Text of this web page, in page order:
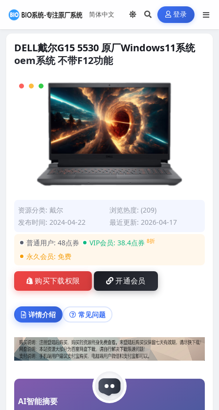
登录
DELL戴尔G15 5530 原厂Windows11系统
oem系统 不带F12功能
资源分类: 戴尔
浏览热度: (209)
发布时间: 2024-04-22
最近更新: 2026-04-17
普通用户: 48点券 VIP会员: 38.4点券 8折
永久会员: 免费
购买下载权限 开通会员
详情介绍 常见问题
AI智能摘要